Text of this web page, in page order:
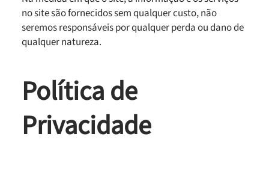
no site são fornecidos sem qualquer custo, não
seremos responsáveis por qualquer perda ou dano de
qualquer natureza.
Política de
Privacidade